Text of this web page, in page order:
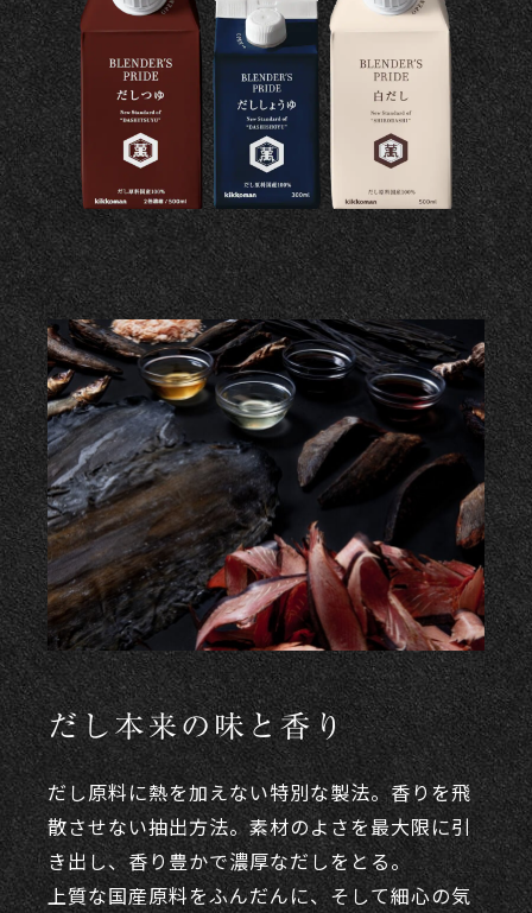
だし本来の味と香り
だし原料に熱を加えない特別な製法。香りを飛
散させない抽出方法。素材のよさを最大限に引
き出し、香り豊かで濃厚なだしをとる。
上質な国産原料をふんだんに、そして細心の気